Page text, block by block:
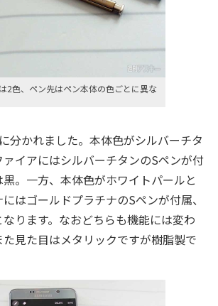
2色、ペン先はペン本体の色ごとに異な
分かれました。本体色がシルバーチタ
イアにはシルバーチタンのSペンが付
。一方、本体色がホワイトパールと
はゴールドプラチナのSペンが付属、
ります。なおどちらも機能には変わ
見た目はメタリックですが樹脂製で